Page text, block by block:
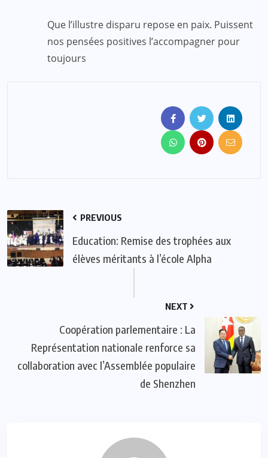
Que l’illustre disparu repose en paix. Puissent
nos pensées positives l’accompagner pour
toujours
PREVIOUS
Education: Remise des trophées aux
élèves méritants à l’école Alpha
NEXT
Coopération parlementaire : La
Représentation nationale renforce sa
collaboration avec l’Assemblée populaire
de Shenzhen